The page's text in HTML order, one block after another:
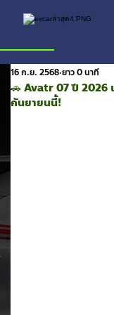
🚗 Avatr 07 ปี 2026
กันยายนนี้!
16 ก.ย. 2568 ยาว 0 นาที